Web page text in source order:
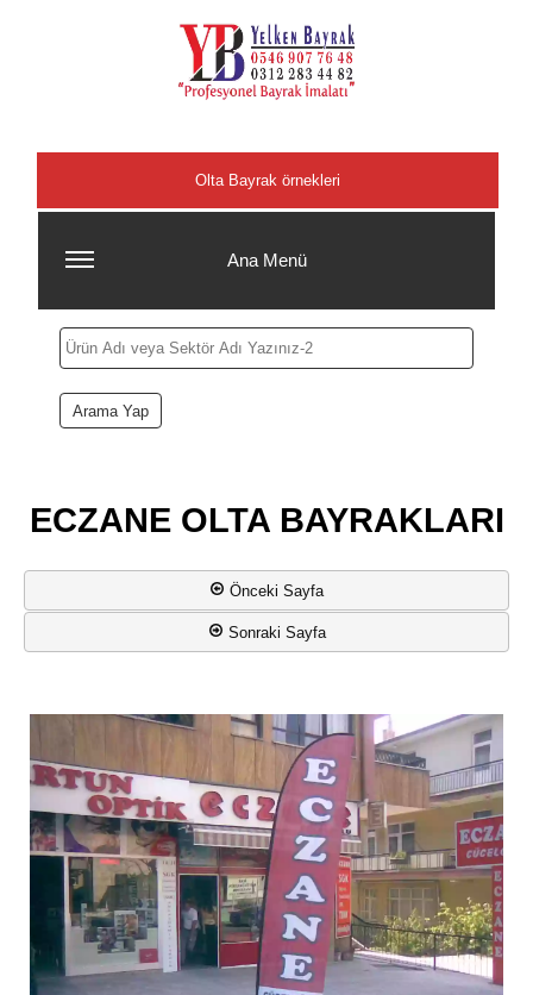
Olta Bayrak örnekleri
Ana Menü
ECZANE OLTA BAYRAKLARI
Önceki Sayfa
Sonraki Sayfa